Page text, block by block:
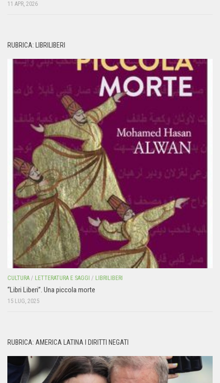
11 APR, 2026
RUBRICA: LIBRILIBERI
CULTURA / LETTERATURA E SAGGI / LIBRILIBERI
“Libri Liberi”. Una piccola morte
15 LUG, 2025
RUBRICA: AMERICA LATINA I DIRITTI NEGATI